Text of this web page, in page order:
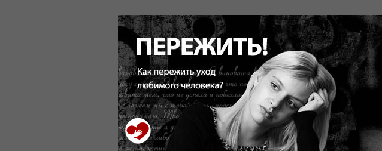
За 50 минут Вы можете оценить тяжесть
своего состояния и его психологические
причины (бесплатно)